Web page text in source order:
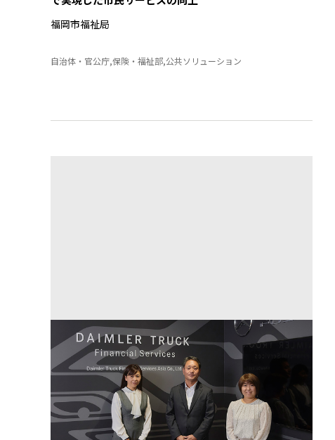
福岡市福祉局
自治体・官公庁,保険・福祉部,公共ソリューション